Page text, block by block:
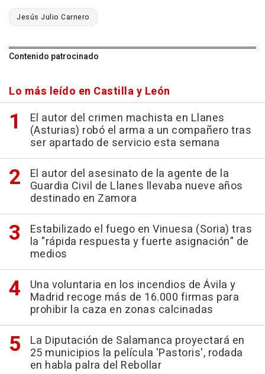
Jesús Julio Carnero
Contenido patrocinado
Lo más leído en Castilla y León
El autor del crimen machista en Llanes
(Asturias) robó el arma a un compañero tras
ser apartado de servicio esta semana
El autor del asesinato de la agente de la
Guardia Civil de Llanes llevaba nueve años
destinado en Zamora
Estabilizado el fuego en Vinuesa (Soria) tras
la "rápida respuesta y fuerte asignación" de
medios
Una voluntaria en los incendios de Ávila y
Madrid recoge más de 16.000 firmas para
prohibir la caza en zonas calcinadas
La Diputación de Salamanca proyectará en
25 municipios la película 'Pastoris', rodada
en habla palra del Rebollar